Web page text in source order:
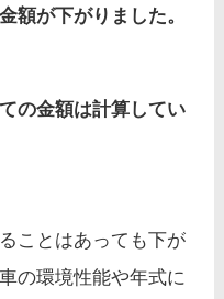
額が下がりました。
の金額は計算してい
ことはあっても下が
の環境性能や年式に